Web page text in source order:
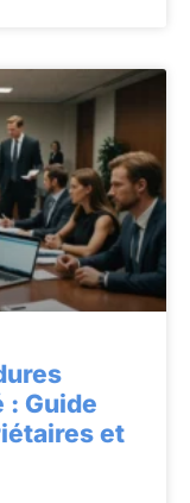
: Guide
et